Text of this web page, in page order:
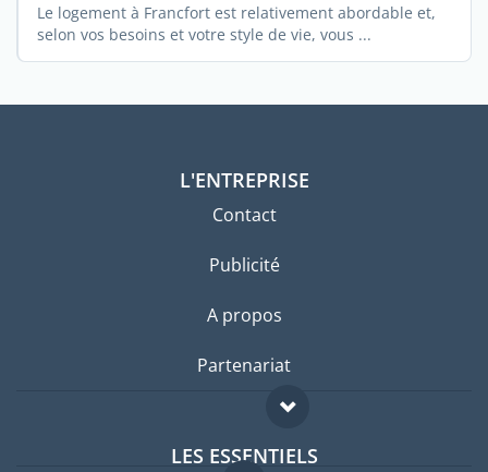
Le logement à Francfort est relativement abordable et,
selon vos besoins et votre style de vie, vous ...
L'ENTREPRISE
Contact
Publicité
A propos
Partenariat
LES ESSENTIELS